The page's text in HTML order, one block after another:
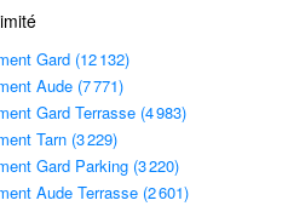
Gard (12 132)
Aude (7 771)
Gard Terrasse (4 983)
Tarn (3 229)
Gard Parking (3 220)
Aude Terrasse (2 601)